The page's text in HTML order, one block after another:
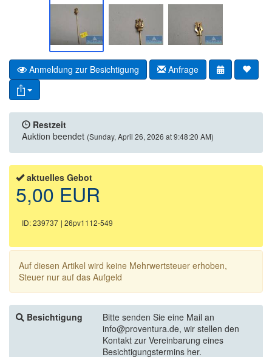
Anmeldung zur Besichtigung Anfrage
Restzeit
Auktion beendet (Sunday, April 26, 2026 at 9:48:20 AM)
aktuelles Gebot
5,00 EUR
ID: 239737 | 26pv1112-549
Auf diesen Artikel wird keine Mehrwertsteuer erhoben,
Steuer nur auf das Aufgeld
Besichtigung
Bitte senden Sie eine Mail an
info@proventura.de, wir stellen den
Kontakt zur Vereinbarung eines
Besichtigungstermins her.